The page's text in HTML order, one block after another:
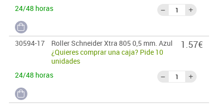
24/48 horas
30594-17
Roller Schneider Xtra 805 0,5 mm. Azul
¿Quieres comprar una caja? Pide 10
unidades
24/48 horas
1.57€